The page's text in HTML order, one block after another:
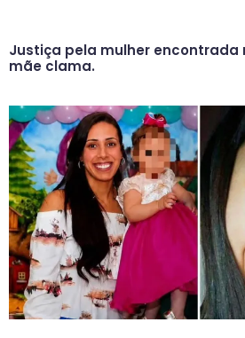
Justiça pela mulher encontrada
mãe clama.